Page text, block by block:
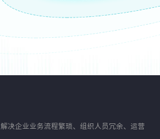
解决企业业务流程繁琐、组织人员冗余、运营